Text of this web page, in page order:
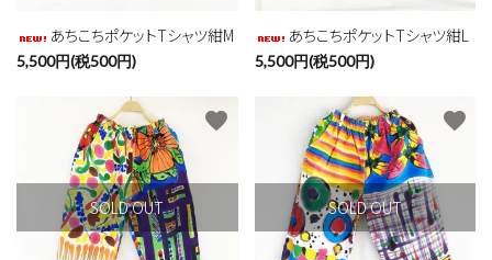
あちこちポケットTシャツ紺M
5,500円(税500円)
あちこちポケットTシャツ紺L
5,500円(税500円)
SOLD OUT
favorite
SOLD OUT
favorite